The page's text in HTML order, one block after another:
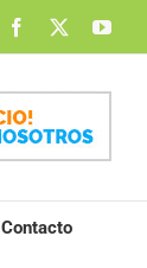
Facebook
Contacto